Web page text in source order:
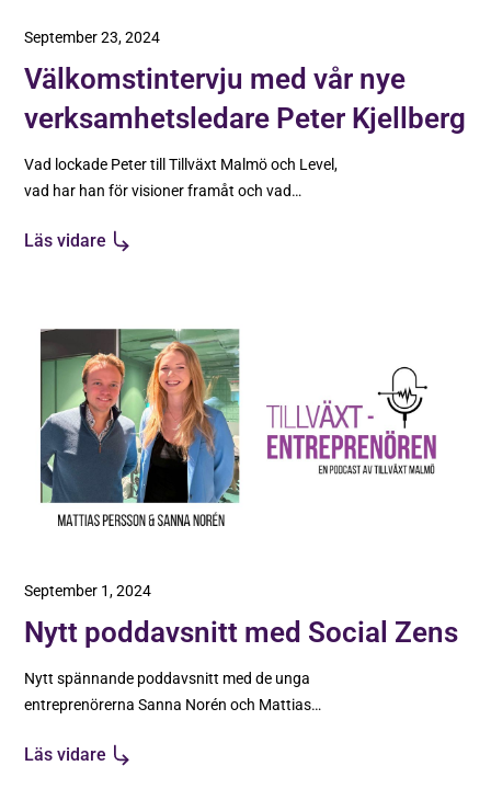
September 23, 2024
Välkomstintervju med vår nye
verksamhetsledare Peter Kjellberg
Vad lockade Peter till Tillväxt Malmö och Level,
vad har han för visioner framåt och vad
Läs vidare
September 1, 2024
Nytt poddavsnitt med Social Zens
Nytt spännande poddavsnitt med de unga
entreprenörerna Sanna Norén och Mattias
Läs vidare